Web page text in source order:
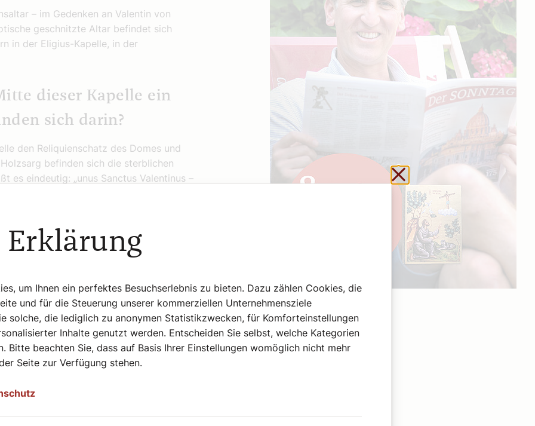
– im Gedenken an Valentin von
geschnitzte Altar befindet sich
in der Eligius-Kapelle, in der
dieser Kapelle ein
sich darin?
den Reliquienschatz des Domes und
befinden sich die sterblichen
es eindeutig: „unus Sanctus Valentinus –
in der Kirche des Himmelspforte-
aufbewahrt. Nach Aufhebung des
Reliquien des Katakombenheiligen
mit einem Fantasiegewand bekleidet
der Christenverfolgung und der
stellt ein schönes Beispiel für die
eine interessante
und zwar mit Pflanzenmotiven als
Leben. Man nahm an, dass die
Werbung
Schließen ohne zu
Erklärung
um Ihnen ein perfektes Besuchserlebnis zu bieten. Dazu zählen Cookies, die
und für die Steuerung unserer kommerziellen Unternehmensziele
solche, die lediglich zu anonymen Statistikzwecken, für Komforteinstellungen
Inhalte genutzt werden. Entscheiden Sie selbst, welche Kategorien
Bitte beachten Sie, dass auf Basis Ihrer Einstellungen womöglich nicht mehr
Seite zur Verfügung stehen.